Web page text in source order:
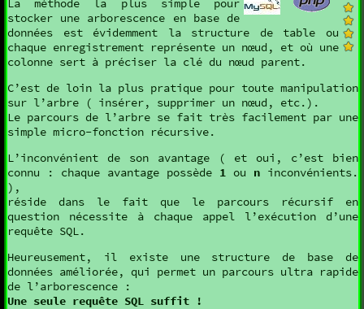
La méthode la plus simple pour
stocker une arborescence en base de
données est évidemment la structure de table ou
chaque enregistrement représente un nœud, et où une
colonne sert à préciser la clé du nœud parent.
C’est de loin la plus pratique pour toute manipulation
sur l’arbre ( insérer, supprimer un nœud, etc.).
Le parcours de l’arbre se fait très facilement par une
simple micro-fonction récursive.
L’inconvénient de son avantage ( et oui, c’est bien
connu : chaque avantage possède 1 ou n inconvénients.
),
réside dans le fait que le parcours récursif en
question nécessite à chaque appel l’exécution d’une
requête SQL.
Heureusement, il existe une structure de base de
données améliorée, qui permet un parcours ultra rapide
de l’arborescence :
Une seule requête SQL suffit !